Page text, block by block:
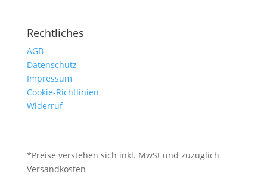
Rechtliches
AGB
Datenschutz
Impressum
Cookie-Richtlinien
Widerruf
*Preise verstehen sich inkl. MwSt und zuzüglich
Versandkosten